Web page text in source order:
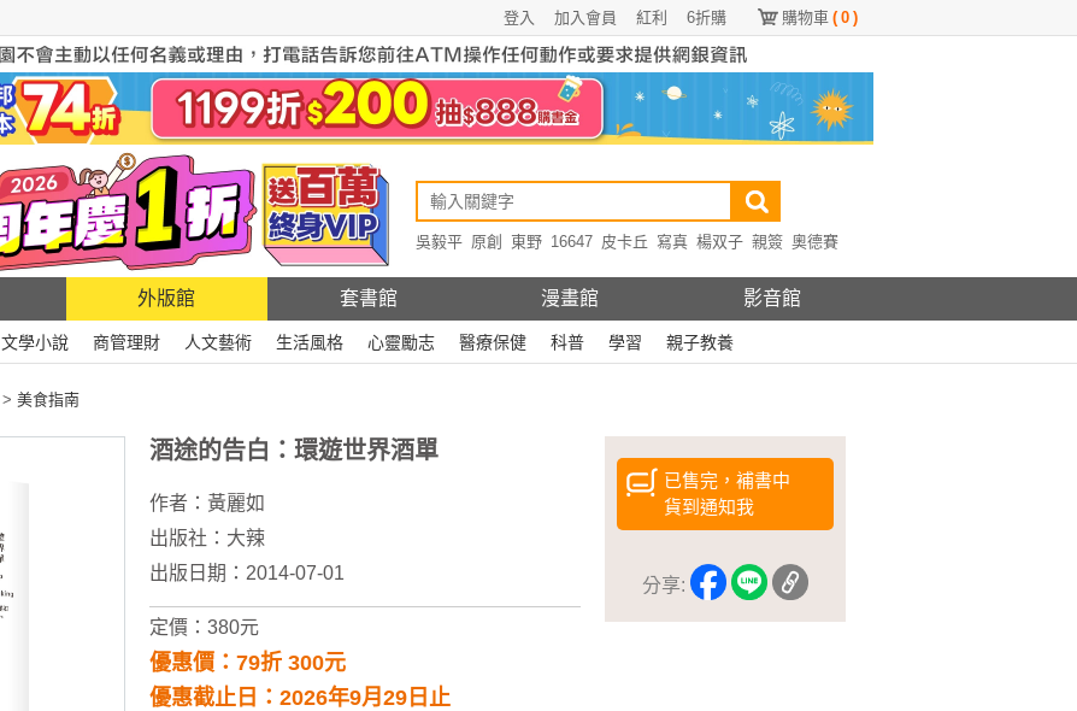
購物車 ( 0 )
6折購
紅利
加入會員
登入
吳毅平 原創 東野 16647 皮卡丘 寫真 楊双子 親簽 奧德賽
外版館 套書館 漫畫館 影音館
文學小說 商管理財 人文藝術 生活風格 心靈勵志 醫療保健 科普 學習 親子教養
> 美食指南
已售完，補書中
貨到通知我
分享:
酒途的告白：環遊世界酒單
作者： 黃麗如
出版社： 大辣
出版日期：2014-07-01
定價：380元
優惠價：79折 300元
優惠截止日：2026年9月29日止